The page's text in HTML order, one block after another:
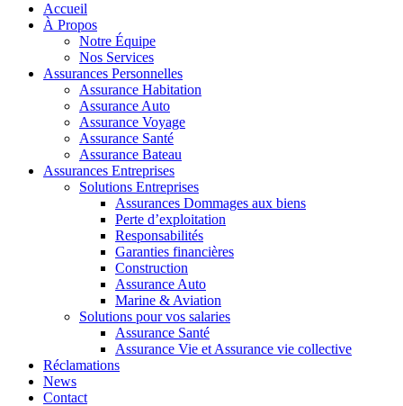
Accueil
À Propos
Notre Équipe
Nos Services
Assurances Personnelles
Assurance Habitation
Assurance Auto
Assurance Voyage
Assurance Santé
Assurance Bateau
Assurances Entreprises
Solutions Entreprises
Assurances Dommages aux biens
Perte d’exploitation
Responsabilités
Garanties financières
Construction
Assurance Auto
Marine & Aviation
Solutions pour vos salaries
Assurance Santé
Assurance Vie et Assurance vie collective
Réclamations
News
Contact